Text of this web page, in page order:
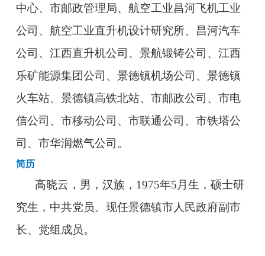
中心、市邮政管理局、航空工业昌河飞机工业
公司、航空工业直升机设计研究所、昌河汽车
公司、江西直升机公司、景航锻铸公司、江西
乐矿能源集团公司、景德镇机场公司、景德镇
火车站、景德镇高铁北站、市邮政公司、市电
信公司、市移动公司、市联通公司、市铁塔公
司、市华润燃气公司。
简历
高晓云，男，汉族，1975年5月生，硕士研
究生，中共党员。现任景德镇市人民政府副市
长、党组成员。